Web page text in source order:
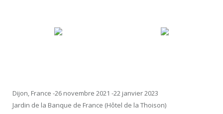
Dijon, France -26 novembre 2021 -22 janvier 2023
Jardin de la Banque de France (Hôtel de la Thoison)